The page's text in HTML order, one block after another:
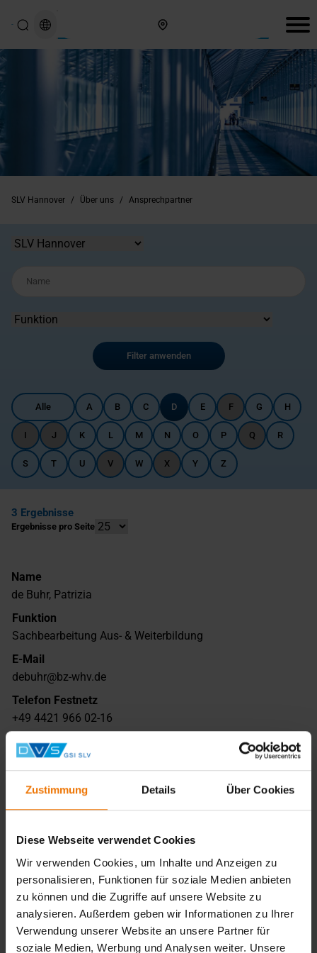
Zustimmung Details Über Cookies
Diese Webseite verwendet Cookies
Wir verwenden Cookies, um Inhalte und Anzeigen zu
personalisieren, Funktionen für soziale Medien anbieten
zu können und die Zugriffe auf unsere Website zu
analysieren. Außerdem geben wir Informationen zu Ihrer
Verwendung unserer Website an unsere Partner für
soziale Medien, Werbung und Analysen weiter. Unsere
SLV Hannover / Über uns / Ansprechpartner
Standort
Funktion
Filter anwenden
Alle A B C D E F G H
I J K L M N O P Q R
S T U V W X Y Z
3 Ergebnisse
Ergebnisse pro Seite
Name
de Buhr, Patrizia
Funktion
Sachbearbeitung Aus- & Weiterbildung
E-Mail
debuhr@bz-whv.de
Telefon Festnetz
+49 4421 966 02-16
Telefon Mobil
+49 1523 8847207
Funktion
Schweißlehrer
E-Mail
diehnelt@bz-whv.de
Telefon Festnetz
+49 4421 966 02-12